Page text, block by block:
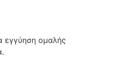
εγγύηση ομαλής